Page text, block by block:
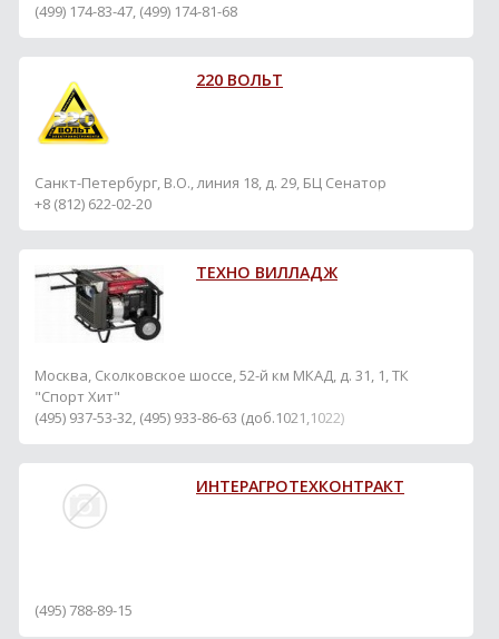
(499) 174-83-47, (499) 174-81-68
220 ВОЛЬТ
Санкт-Петербург, В.О., линия 18, д. 29, БЦ Сенатор
+8 (812) 622-02-20
ТЕХНО ВИЛЛАДЖ
Москва, Сколковское шоссе, 52-й км МКАД, д. 31, 1, ТК
"Спорт Хит"
(495) 937-53-32, (495) 933-86-63 (доб.1021,1022)
ИНТЕРАГРОТЕХКОНТРАКТ
(495) 788-89-15